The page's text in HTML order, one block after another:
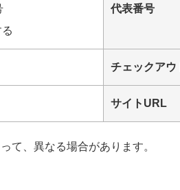
代表番号
チェックアウ
サイトURL
て、異なる場合があります。